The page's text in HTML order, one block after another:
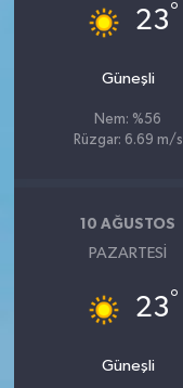
23°
Güneşli
Nem: %56
Rüzgar: 6.69 m/s
10 AĞUSTOS
PAZARTESI
23°
Güneşli